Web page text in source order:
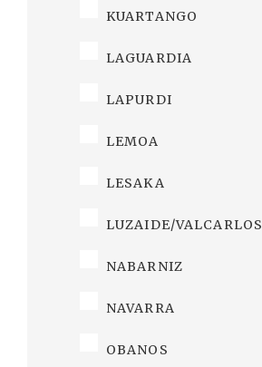
KUARTANGO
LAGUARDIA
LAPURDI
LEMOA
LESAKA
LUZAIDE/VALCARLOS
NABARNIZ
NAVARRA
OBANOS